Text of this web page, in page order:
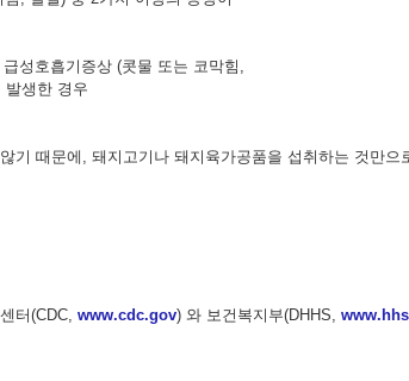
성호흡기증상 (콧물 또는 코막힘,
생한 경우
기 때문에, 돼지고기나 돼지육가공품을 섭취하는 것만
터(CDC, www.cdc.gov) 와 보건복지부(DHHS,